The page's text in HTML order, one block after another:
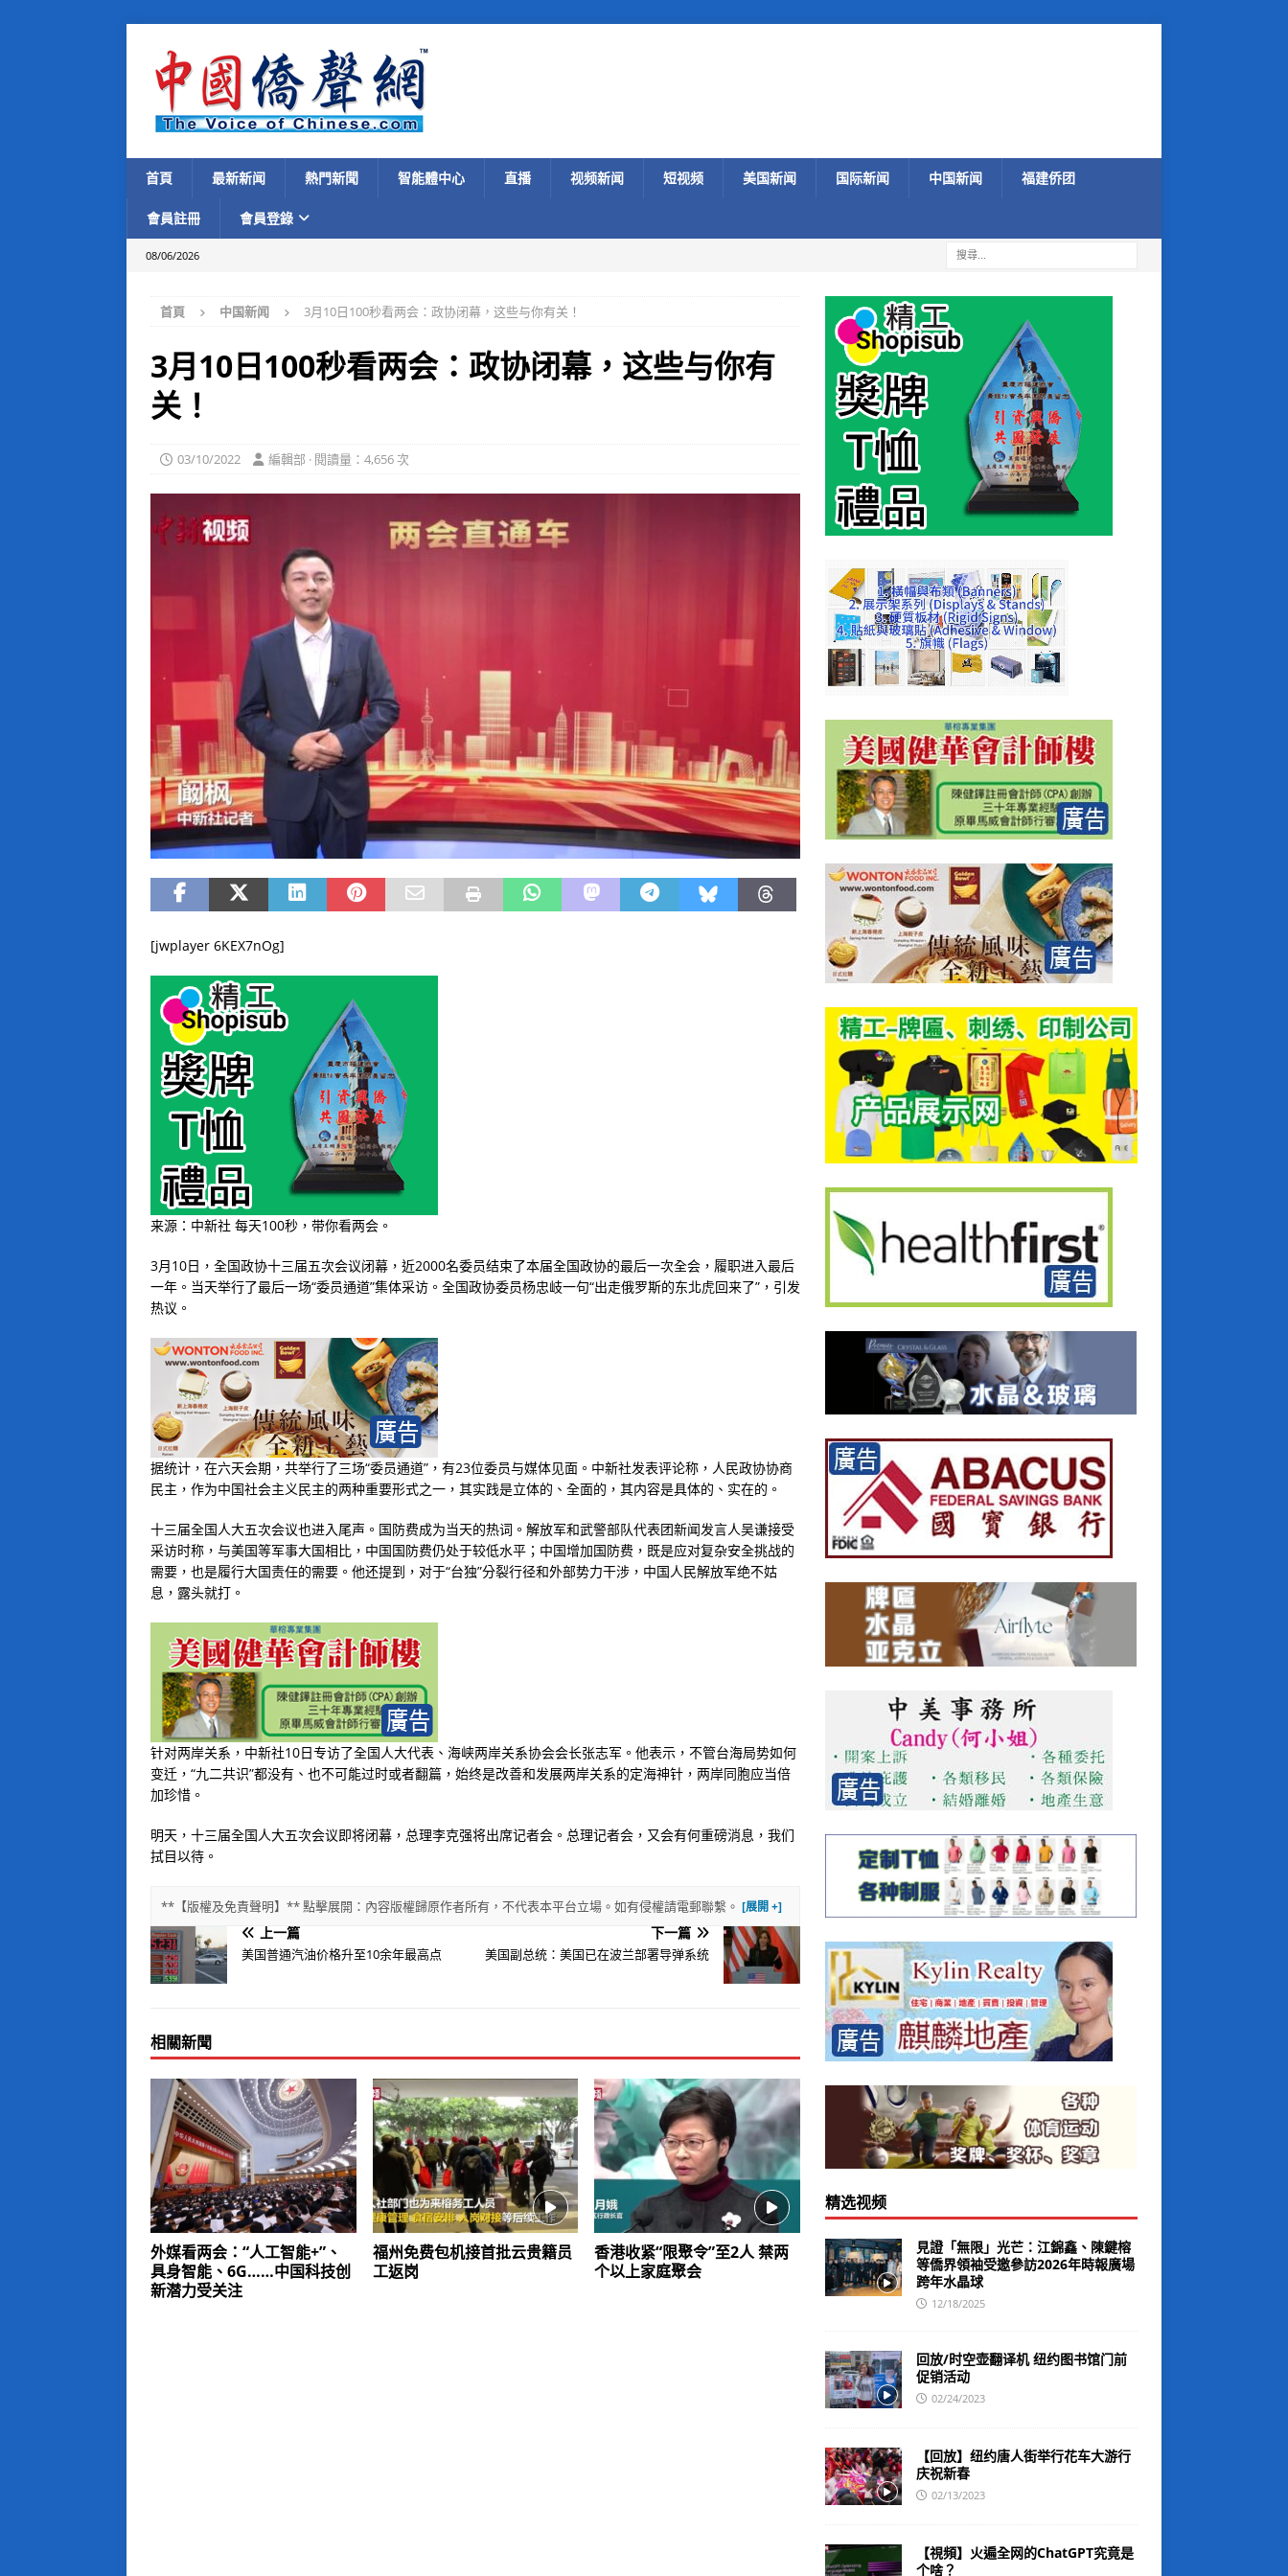
首頁 最新新闻 熱門新聞 智能體中心 直播 视频新闻 短视频 美国新闻 国际新闻 中国新闻 福建侨团
會員註冊 會員登錄
08/06/2026
首頁 中国新闻 3月10日100秒看两会：政协闭幕，这些与你有关！
3月10日100秒看两会：政协闭幕，这些与你有
关！
03/10/2022 編輯部 · 閱讀量：4,656 次
[jwplayer 6KEX7nOg]
来源：中新社 每天100秒，带你看两会。
3月10日，全国政协十三届五次会议闭幕，近2000名委员结束了本届全国政协的最后一次全会，履职进入最后
一年。当天举行了最后一场“委员通道”集体采访。全国政协委员杨忠岐一句“出走俄罗斯的东北虎回来了”，引发
热议。
据统计，在六天会期，共举行了三场“委员通道”，有23位委员与媒体见面。中新社发表评论称，人民政协协商
民主，作为中国社会主义民主的两种重要形式之一，其实践是立体的、全面的，其内容是具体的、实在的。
十三届全国人大五次会议也进入尾声。国防费成为当天的热词。解放军和武警部队代表团新闻发言人吴谦接受
采访时称，与美国等军事大国相比，中国国防费仍处于较低水平；中国增加国防费，既是应对复杂安全挑战的
需要，也是履行大国责任的需要。他还提到，对于“台独”分裂行径和外部势力干涉，中国人民解放军绝不姑
息，露头就打。
针对两岸关系，中新社10日专访了全国人大代表、海峡两岸关系协会会长张志军。他表示，不管台海局势如何
变迁，“九二共识”都没有、也不可能过时或者翻篇，始终是改善和发展两岸关系的定海神针，两岸同胞应当倍
加珍惜。
明天，十三届全国人大五次会议即将闭幕，总理李克强将出席记者会。总理记者会，又会有何重磅消息，我们
拭目以待。
**【版權及免責聲明】** 點擊展開：內容版權歸原作者所有，不代表本平台立場。如有侵權請電郵聯繫。
上一篇
美国普通汽油价格升至10余年最高点
下一篇
美国副总统：美国已在波兰部署导弹系统
相關新聞
外媒看两会：“人工智能+”、
具身智能、6G……中国科技创
新潜力受关注
福州免费包机接首批云贵籍员
工返岗
香港收紧“限聚令”至2人 禁两
个以上家庭聚会
精选视频
見證「無限」光芒：江錦鑫、陳鍵榕
等僑界領袖受邀參訪2026年時報廣場
跨年水晶球
12/18/2025
回放/时空壶翻译机 纽约图书馆门前
促销活动
02/24/2023
【回放】纽约唐人街举行花车大游行
庆祝新春
02/13/2023
【視頻】火遍全网的ChatGPT究竟是
个啥？